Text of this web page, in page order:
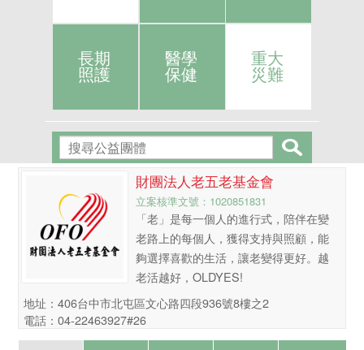
長期
照護
醫學
保健
重大
災難
財團法人老五老基金會
立案核準文號：1020851831
「老」是每一個人的進行式，陪伴在變
老路上的每個人，獲得支持與照顧，能
夠選擇喜歡的生活，讓老變得更好。越
老活越好，OLDYES!
地址：406台中市北屯區文心路四段936號8樓之2
電話：04-22463927#26